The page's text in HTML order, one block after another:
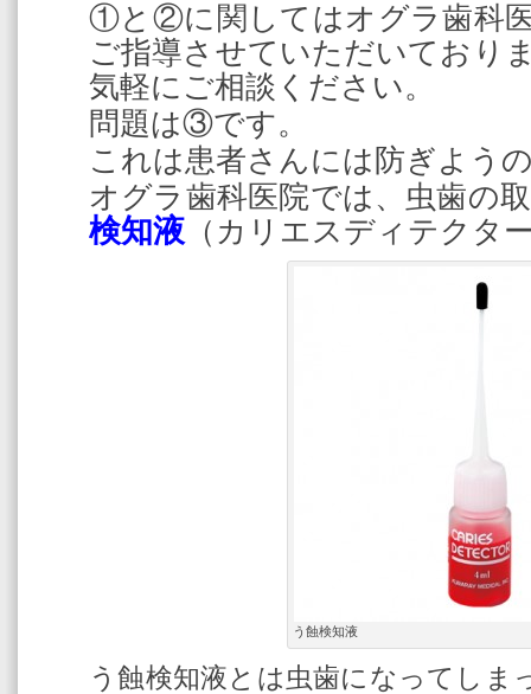
①と②に関してはオグラ歯科
ご指導させていただいており
気軽にご相談ください。
問題は③です。
これは患者さんには防ぎよう
オグラ歯科医院では、虫歯の
検知液 （ カリエスディテクタ
う蝕検知液
う蝕検知液とは虫歯になってしま